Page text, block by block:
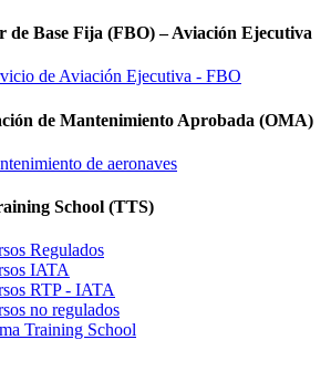
de Base Fija (FBO) – Aviación Ejecutiva
de Aviación Ejecutiva - FBO
de Mantenimiento Aprobada (OMA)
de aeronaves
School (TTS)
Regulados
IATA
RTP - IATA
no regulados
Training School